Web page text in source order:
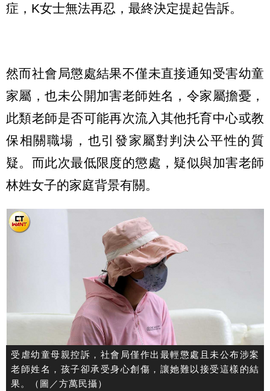
症，K女士無法再忍，最終決定提起告訴。
然而社會局懲處結果不僅未直接通知受害幼童
家屬，也未公開加害老師姓名，令家屬擔憂，
此類老師是否可能再次流入其他托育中心或教
保相關職場，也引發家屬對判決公平性的質
疑。而此次最低限度的懲處，疑似與加害老師
林姓女子的家庭背景有關。
受虐幼童母親控訴，社會局僅作出最輕懲處且未公布涉案
老師姓名，孩子卻承受身心創傷，讓她難以接受這樣的結
果。（圖／方萬民攝）